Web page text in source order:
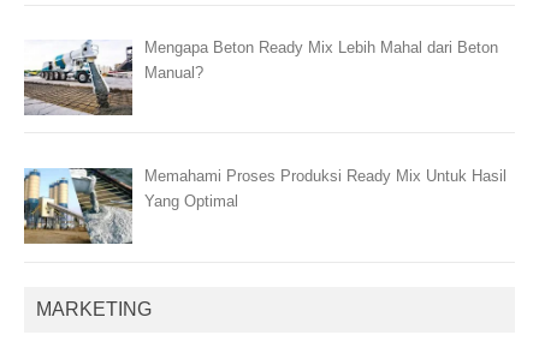
Mengapa Beton Ready Mix Lebih Mahal dari Beton
Manual?
Memahami Proses Produksi Ready Mix Untuk Hasil
Yang Optimal
MARKETING